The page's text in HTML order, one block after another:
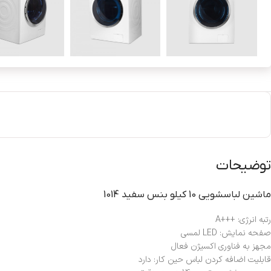
توضیحات
ماشين لباسشويي 10 کيلو بنس سفيد 1014
رتبه انرژی: +++A
صفحه نمایش: LED لمسی
مجهز به فناوری اکسیژن فعال
قابلیت اضافه کردن لباس حین کار: دارد